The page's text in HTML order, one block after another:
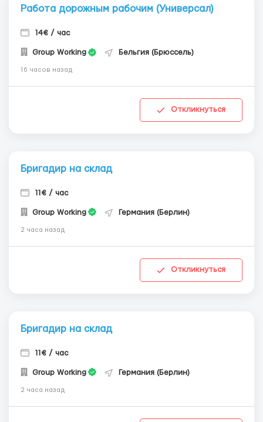
Работа дорожным рабочим (Универсал)
14€ / час
Group Working Бельгия (Брюссель)
16 часов назад
Откликнуться
Бригадир на склад
11€ / час
Group Working Германия (Берлин)
2 часа назад
Откликнуться
Бригадир на склад
11€ / час
Group Working Германия (Берлин)
2 часа назад